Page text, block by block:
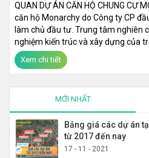
QUAN DỰ ÁN CĂN HỘ CHUNG CƯ
căn hộ Monarchy do Công ty CP
làm chủ đầu tư. Trung tâm nghiên
nghiệm kiến trúc và xây dựng của
Xem chi tiết
MỚI NHẤT
Bảng giá các dự án
từ 2017 đến nay
17 - 11 - 2021